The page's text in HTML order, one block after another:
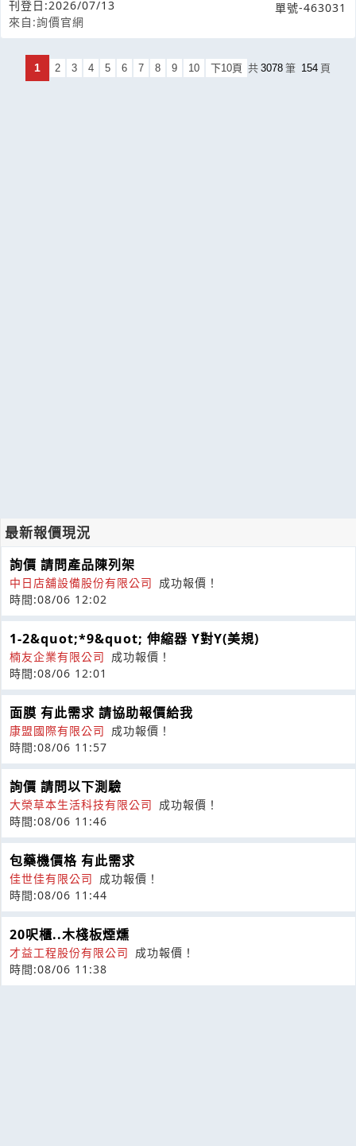
代餐粉。想查詢關於貴公司原料批發和其
刊登日:2026/07/13
來自:詢價官網
單號-463031
1 2 3 4 5 6 7 8 9 10 下10頁 共 3078 筆 154 頁
最新報價現況
詢價 請問產品陳列架
中日店舖設備股份有限公司 成功報價！
時間:08/06 12:02
1-2&quot;*9&quot; 伸縮器 Y對Y(美規)
楠友企業有限公司 成功報價！
時間:08/06 12:01
面膜 有此需求 請協助報價給我
康盟國際有限公司 成功報價！
時間:08/06 11:57
詢價 請問以下測驗
大榮草本生活科技有限公司 成功報價！
時間:08/06 11:46
包藥機價格 有此需求
佳世佳有限公司 成功報價！
時間:08/06 11:44
20呎櫃..木棧板煙燻
才益工程股份有限公司 成功報價！
時間:08/06 11:38